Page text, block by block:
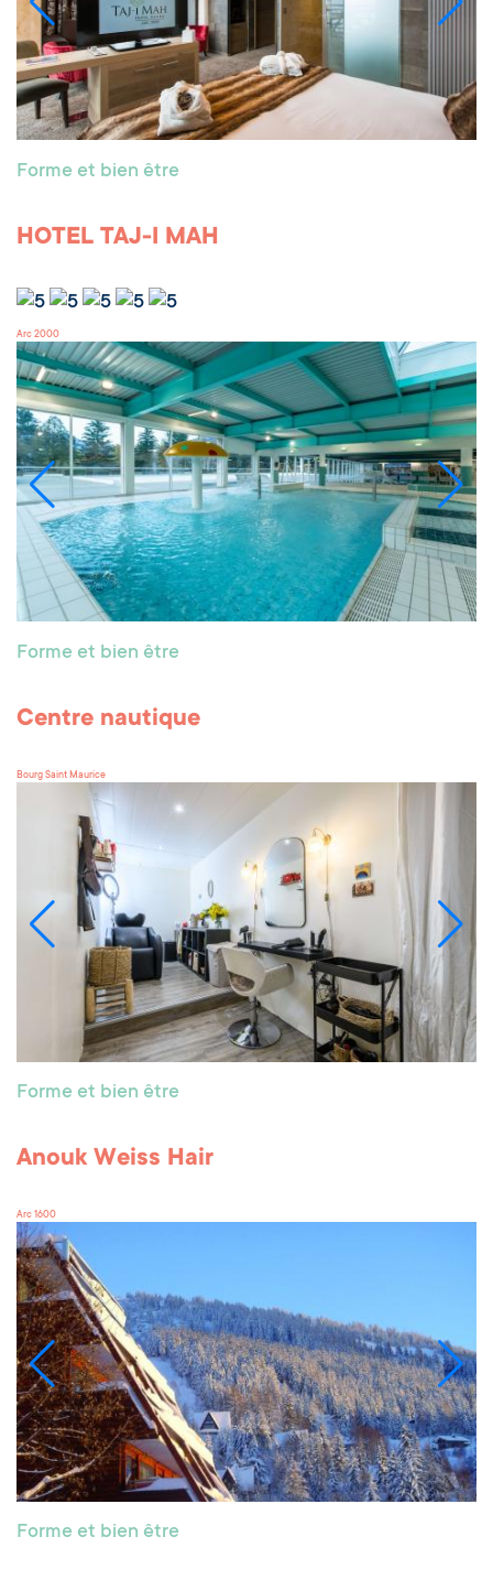
Forme et bien être
HOTEL TAJ-I MAH
Arc 2000
Forme et bien être
Centre nautique
Bourg Saint Maurice
Forme et bien être
Anouk Weiss Hair
Arc 1600
Forme et bien être